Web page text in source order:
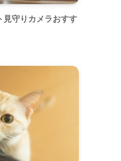
守りカメラおすす